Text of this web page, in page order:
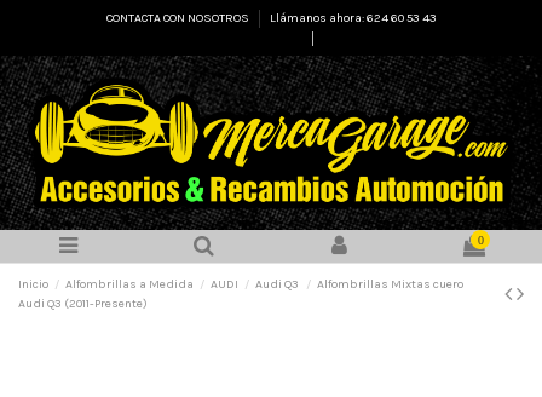
CONTACTA CON NOSOTROS
Llámanos ahora: 624 60 53 43
0
Inicio Alfombrillas a Medida AUDI Audi Q3
Alfombrillas Mixtas cuero
Audi Q3 (2011-Presente)